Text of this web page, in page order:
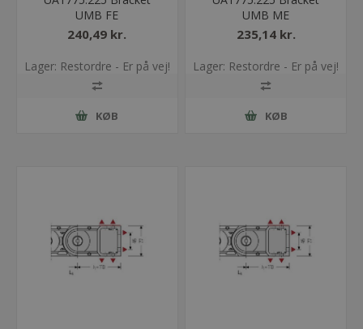
UMB FE
240,49 kr.
Lager: Restordre - Er på vej!
KØB
UMB ME
235,14 kr.
Lager: Restordre - Er på vej!
KØB